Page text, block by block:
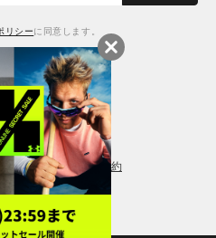
リシーに同意します。
販の表記 会員規約